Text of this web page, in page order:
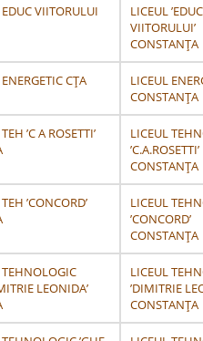
VIITORULUI
LICEUL
VIITORULUI’
CONSTANȚA
CȚA
LICEUL
CONSTANȚA
’C A ROSETTI’
LICEUL
’C.A.ROSETTI’
CONSTANŢA
’CONCORD’
LICEUL
’CONCORD’
CONSTANŢA
TEHNOLOGIC
LEONIDA’
LICEUL
’DIMITRIE
CONSTANŢA